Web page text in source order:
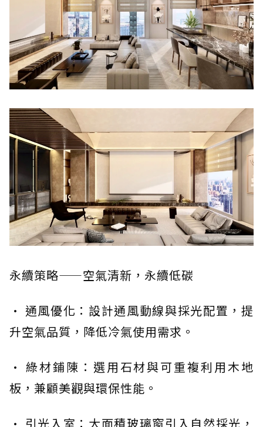
永續策略——空氣清新，永續低碳
· 通風優化：設計通風動線與採光配置，提
升空氣品質，降低冷氣使用需求。
· 綠材鋪陳：選用石材與可重複利用木地
板，兼顧美觀與環保性能。
· 引光入室：大面積玻璃窗引入自然採光，